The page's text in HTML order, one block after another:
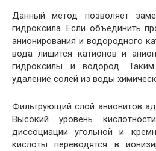
Данный метод позволяет
гидроксила. Если объединить
анионирования и водородного
вода лишится катионов и
гидроксилы и водород.
удаление солей из воды
Фильтрующий слой анионитов
Высокий уровень
диссоциации угольной и
кислоты переводятся в